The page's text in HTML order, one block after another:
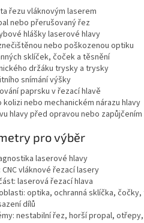
řezu vláknovým laserem
nebo přerušovaný řez
hlášky laserové hlavy
nebo poškozenou optiku
sklíček, čoček a těsnění
držáku trysky a trysky
snímání výšky
paprsku v řezací hlavě
nebo mechanickém nárazu hlavy
hlavy před opravou nebo zapůjčením
pro výběr
laserové hlavy
vláknové řezací lasery
laserová řezací hlava
optika, ochranná sklíčka,
dílů
nestabilní řez, horší propal,